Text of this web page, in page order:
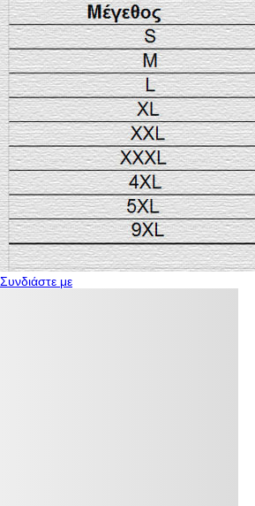
Συνδιάστε με